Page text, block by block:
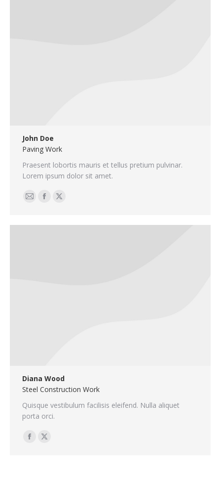
John Doe
Paving Work
Praesent lobortis mauris et tellus pretium pulvinar.
Lorem ipsum dolor sit amet.
Diana Wood
Steel Construction Work
Quisque vestibulum facilisis eleifend. Nulla aliquet
porta orci.